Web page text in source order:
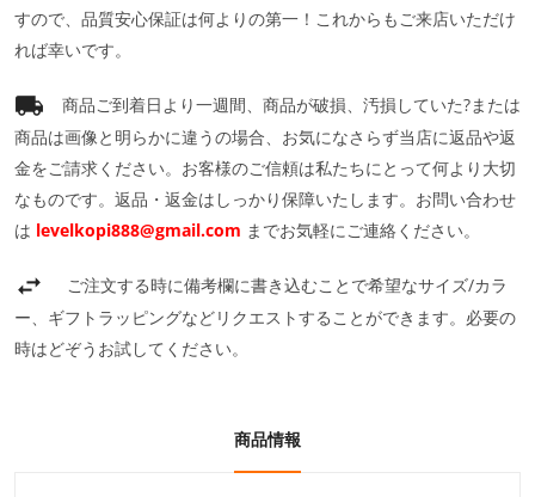
すので、品質安心保証は何よりの第一！これからもご来店いただけ
れば幸いです。
商品ご到着日より一週間、商品が破損、汚損していた?または
商品は画像と明らかに違うの場合、お気になさらず当店に返品や返
金をご請求ください。お客様のご信頼は私たちにとって何より大切
なものです。返品・返金はしっかり保障いたします。お問い合わせ
は levelkopi888@gmail.com までお気軽にご連絡ください。
ご注文する時に備考欄に書き込むことで希望なサイズ/カラ
ー、ギフトラッピングなどリクエストすることができます。必要の
時はどぞうお試してください。
商品情報